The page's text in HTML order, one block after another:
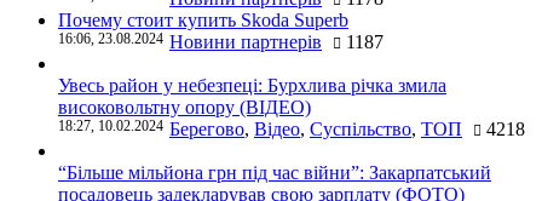
Почему стоит купить Skoda Superb
16:06, 23.08.2024 Новини партнерів 1187
Увесь район у небезпеці: Бурхлива річка змила
високовольтну опору (ВІДЕО)
18:27, 10.02.2024 Берегово, Відео, Суспільство, ТОП 4218
“Більше мільйона грн під час війни”: Закарпатський
посадовець задекларував свою зарплату (ФОТО)